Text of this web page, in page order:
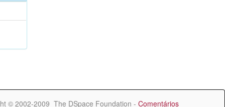
© 2002-2009 The DSpace Foundation - Comentários